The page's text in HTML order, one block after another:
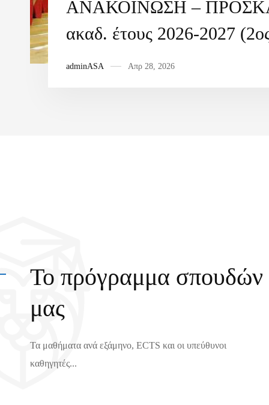
ΑΝΑΚΟΙΝΩΣΗ –
ακαδ. έτους 2026-2027
adminASA Απρ 28, 2026
Το πρόγραμμα σπουδών
μας
Τα μαθήματα ανά εξάμηνο, ECTS και οι υπεύθυνοι
καθηγητές...